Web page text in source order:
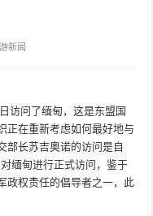
新闻
访问了缅甸，这是东盟国
正在重新考虑如何最好地与
部长苏吉奥诺的访问是自
缅甸进行正式访问，鉴于
政权责任的倡导者之一，此